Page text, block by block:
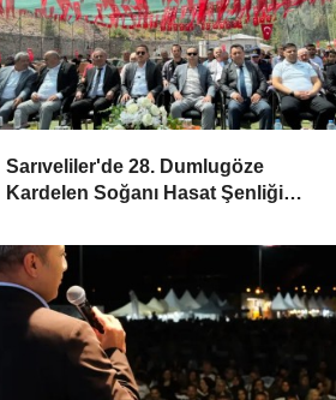
Sarıveliler'de 28. Dumlugöze
Kardelen Soğanı Hasat Şenliği